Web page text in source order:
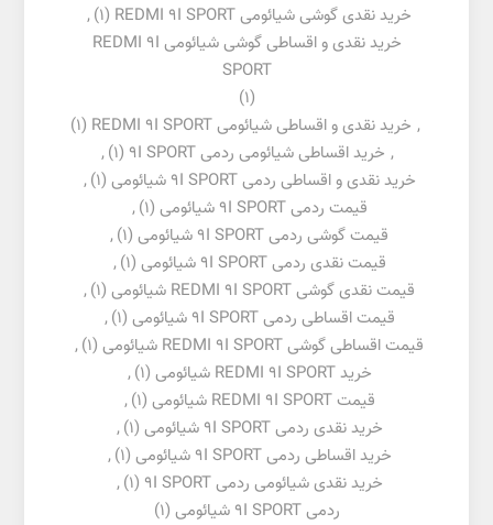
خرید نقدی گوشی شیائومی REDMI 9I SPORT
(1)
,
خرید نقدی و اقساطی گوشی شیائومی REDMI 9I
SPORT
(1)
, خرید نقدی و اقساطی شیائومی REDMI 9I SPORT
(1)
, خرید اقساطی شیائومی ردمی 9I SPORT (1)
,
خرید نقدی و اقساطی ردمی 9I SPORT شیائومی
(1)
,
قیمت ردمی 9I SPORT شیائومی
(1)
,
قیمت گوشی ردمی 9I SPORT شیائومی
(1)
,
قیمت نقدی ردمی 9I SPORT شیائومی
(1)
,
قیمت نقدی گوشی REDMI 9I SPORT شیائومی
(1)
,
قیمت اقساطی ردمی 9I SPORT شیائومی
(1)
,
قیمت اقساطی گوشی REDMI 9I SPORT شیائومی
(1)
,
خرید REDMI 9I SPORT شیائومی
(1)
,
قیمت REDMI 9I SPORT شیائومی
(1)
,
خرید نقدی ردمی 9I SPORT شیائومی
(1)
,
خرید اقساطی ردمی 9I SPORT شیائومی
(1)
,
خرید نقدی شیائومی ردمی 9I SPORT
(1)
,
ردمی 9I SPORT شیائومی
(1)